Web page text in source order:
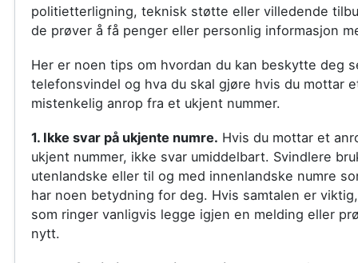
politietterligning, teknisk støtte eller villedende
de prøver å få penger eller personlig informasjon
Her er noen tips om hvordan du kan beskytte deg
telefonsvindel og hva du skal gjøre hvis du mottar
mistenkelig anrop fra et ukjent nummer.
1. Ikke svar på ukjente numre. Hvis du mottar et
ukjent nummer, ikke svar umiddelbart. Svindlere
utenlandske eller til og med innenlandske numre
har noen betydning for deg. Hvis samtalen er
som ringer vanligvis legge igjen en melding eller
nytt.